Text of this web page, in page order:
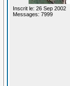
Inscrit le: 26 Sep 2002
Messages: 7999